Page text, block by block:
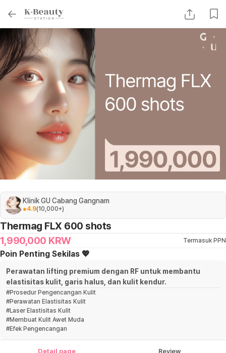
Klinik GU Cabang Gangnam
4.9(10,000+)
Thermag FLX 600 shots
1,990,000 KRW Termasuk PPN
Poin Penting Sekilas 💖
Perawatan lifting premium dengan RF untuk membantu
elastisitas kulit, garis halus, dan kulit kendur.
#Prosedur Pengencangan Kulit
#Perawatan Elastisitas Kulit
#Laser Elastisitas Kulit
#Membuat Kulit Awet Muda
#Efek Pengencangan
Detail page Review